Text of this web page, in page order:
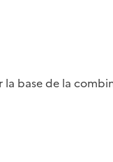
base de la